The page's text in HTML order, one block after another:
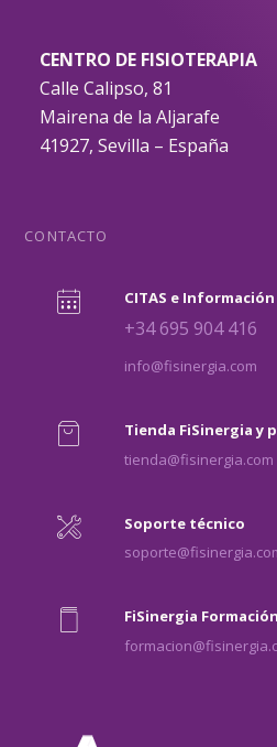
CENTRO DE FISIOTERAPIA
Calle Calipso, 81
Mairena de la Aljarafe
41927, Sevilla – España
CONTACTO
CITAS e
+34 695 904 416
info@fisinergia.com
Tienda FiSinergia y
tienda@fisinergia.com
Soporte técnico
FiSinergia Formación